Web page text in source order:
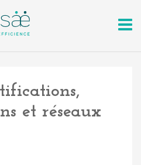
to
et réseaux